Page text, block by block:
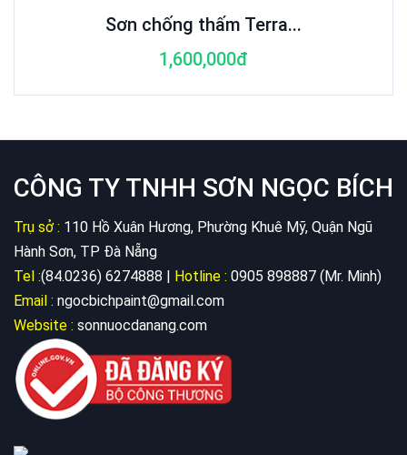
Sơn chống thấm Terra...
1,600,000đ
CÔNG TY TNHH SƠN NGỌC BÍCH
Trụ sở : 110 Hồ Xuân Hương, Phường Khuê Mỹ, Quận Ngũ
Hành Sơn, TP Đà Nẵng
Tel :(84.0236) 6274888 | Hotline : 0905 898887 (Mr. Minh)
Email : ngocbichpaint@gmail.com
Website : sonnuocdanang.com